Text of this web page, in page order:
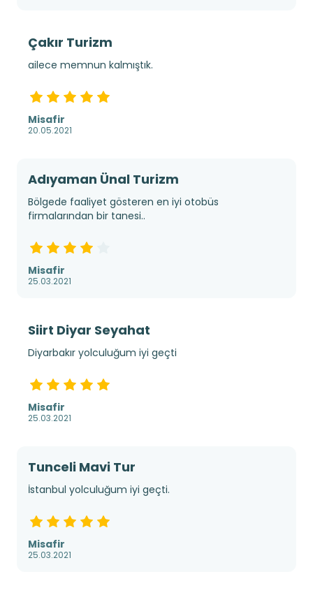
Misafir
20.05.2021
Çakır Turizm
ailece memnun kalmıştık.
Misafir
25.03.2021
Adıyaman Ünal Turizm
Bölgede faaliyet gösteren en iyi otobüs
firmalarından bir tanesi..
Misafir
25.03.2021
Siirt Diyar Seyahat
Diyarbakır yolculuğum iyi geçti
Misafir
25.03.2021
Tunceli Mavi Tur
İstanbul yolculuğum iyi geçti.